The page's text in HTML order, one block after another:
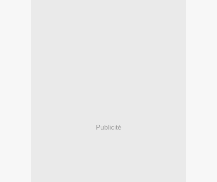
Publicité